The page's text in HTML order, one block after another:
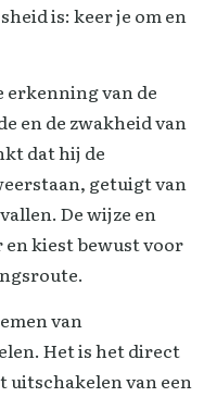
is: keer je om en
erkenning van de
en de zwakheid van
dat hij de
getuigt van
De wijze en
kiest bewust voor
van
Het is het direct
uitschakelen van een